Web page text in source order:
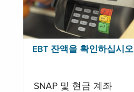
EBT 잔액을 확인하십시오
SNAP 및 현금 계좌